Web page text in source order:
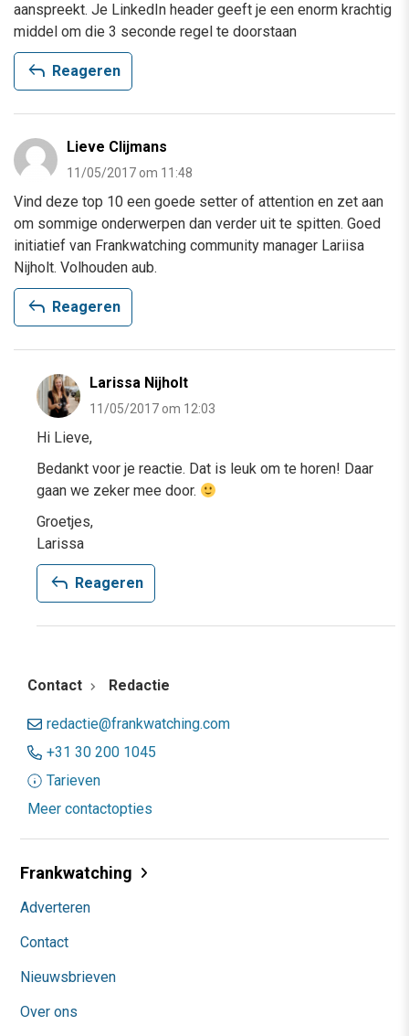
aanspreekt. Je LinkedIn header geeft je een enorm krachtig
middel om die 3 seconde regel te doorstaan
reply Reageren
Lieve Clijmans
11/05/2017 om 11:48
Vind deze top 10 een goede setter of attention en zet aan
om sommige onderwerpen dan verder uit te spitten. Goed
initiatief van Frankwatching community manager Lariisa
Nijholt. Volhouden aub.
reply Reageren
Larissa Nijholt
11/05/2017 om 12:03
Hi Lieve,
Bedankt voor je reactie. Dat is leuk om te horen! Daar
gaan we zeker mee door.
Groetjes,
Larissa
reply Reageren
Contact Redactie
redactie@frankwatching.com
+31 30 200 1045
Tarieven
Meer contactopties
Frankwatching
Adverteren
Contact
Nieuwsbrieven
Over ons